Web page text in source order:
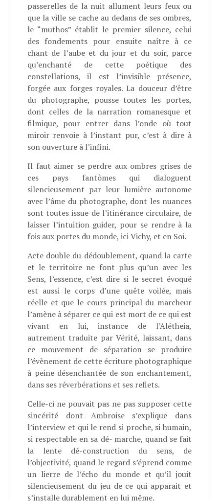
passerelles de la nuit allument leurs feux ou
que la ville se cache au dedans de ses ombres,
le “muthos” établit le premier silence, celui
des fondements pour ensuite naître à ce
chant de l’aube et du jour et du soir, parce
qu’enchanté de cette poétique des
constellations, il est l’invisible présence,
forgée aux forges royales. La douceur d’être
du photographe, pousse toutes les portes,
dont celles de la narration romanesque et
filmique, pour entrer dans l’onde où tout
miroir renvoie à l’instant pur, c’est à dire à
son ouverture à l’infini.
Il faut aimer se perdre aux ombres grises de
ces pays fantômes qui dialoguent
silencieusement par leur lumière autonome
avec l’âme du photographe, dont les nuances
sont toutes issue de l’itinérance circulaire, de
laisser l’intuition guider, pour se rendre à la
fois aux portes du monde, ici Vichy, et en Soi.
Acte double du dédoublement, quand la carte
et le territoire ne font plus qu’un avec les
Sens, l’essence, c’est dire si le secret évoqué
est aussi le corps d’une quête voilée, mais
réelle et que le cours principal du marcheur
l’amène à séparer ce qui est mort de ce qui est
vivant en lui, instance de l’Alétheia,
autrement traduite par Vérité, laissant, dans
ce mouvement de séparation se produire
l’évènement de cette écriture photographique
à peine désenchantée de son enchantement,
dans ses réverbérations et ses reflets.
Celle-ci ne pouvait pas ne pas supposer cette
sincérité dont Ambroise s’explique dans
l’interview et qui le rend si proche, si humain,
si respectable en sa dé- marche, quand se fait
la lente dé-construction du sens, de
l’objectivité, quand le regard s’éprend comme
un lierre de l’écho du monde et qu’il jouit
silencieusement du jeu de ce qui apparait et
s’installe durablement en lui même.